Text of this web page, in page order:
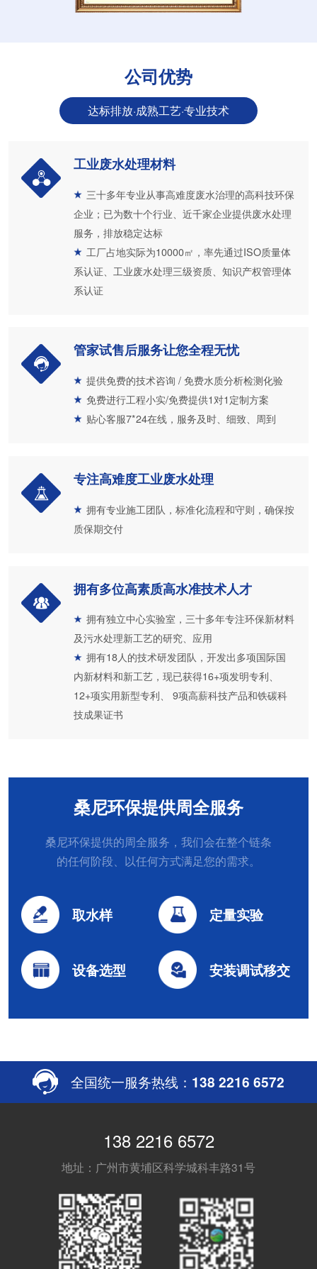
公司优势
达标排放·成熟工艺·专业技术
工业废水处理材料
三十多年专业从事高难度废水治理的高科技环保
企业；已为数十个行业、近千家企业提供废水处理
服务，排放稳定达标
工厂占地实际为10000㎡，率先通过ISO质量体
系认证、工业废水处理三级资质、知识产权管理体
系认证
管家试售后服务让您全程无忧
提供免费的技术咨询 / 免费水质分析检测化验
免费进行工程小实/免费提供1对1定制方案
贴心客服7*24在线，服务及时、细致、周到
专注高难度工业废水处理
拥有专业施工团队，标准化流程和守则，确保按
质保期交付
拥有多位高素质高水准技术人才
拥有独立中心实验室，三十多年专注环保新材料
及污水处理新工艺的研究、应用
拥有18人的技术研发团队，开发出多项国际国
内新材料和新工艺，现已获得16+项发明专利、
12+项实用新型专利、 9项高薪科技产品和铁碳科
技成果证书
桑尼环保提供周全服务
桑尼环保提供的周全服务，我们会在整个链条
的任何阶段、以任何方式满足您的需求。
取水样 定量实验
设备选型 安装调试移交
全国统一服务热线： 138 2216 6572
138 2216 6572
地址：广州市黄埔区科学城科丰路31号